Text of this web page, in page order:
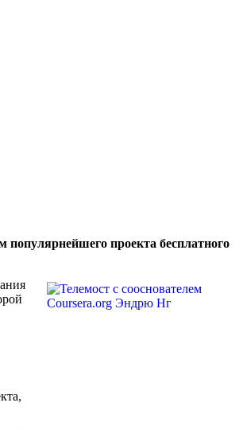
популярнейшего проекта бесплатного